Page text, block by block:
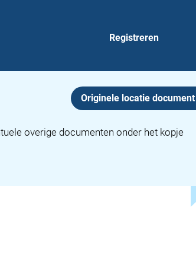
Registreren
Originele locatie document
overige documenten onder het kopje